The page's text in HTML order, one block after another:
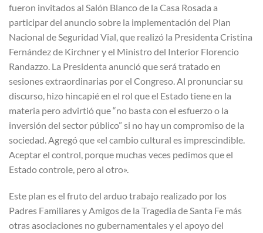
fueron invitados al Salón Blanco de la Casa Rosada a
participar del anuncio sobre la implementación del Plan
Nacional de Seguridad Vial, que realizó la Presidenta Cristina
Fernández de Kirchner y el Ministro del Interior Florencio
Randazzo. La Presidenta anunció que será tratado en
sesiones extraordinarias por el Congreso. Al pronunciar su
discurso, hizo hincapié en el rol que el Estado tiene en la
materia pero advirtió que “no basta con el esfuerzo o la
inversión del sector público” si no hay un compromiso de la
sociedad. Agregó que «el cambio cultural es imprescindible.
Aceptar el control, porque muchas veces pedimos que el
Estado controle, pero al otro».
Este plan es el fruto del arduo trabajo realizado por los
Padres Familiares y Amigos de la Tragedia de Santa Fe más
otras asociaciones no gubernamentales y el apoyo del